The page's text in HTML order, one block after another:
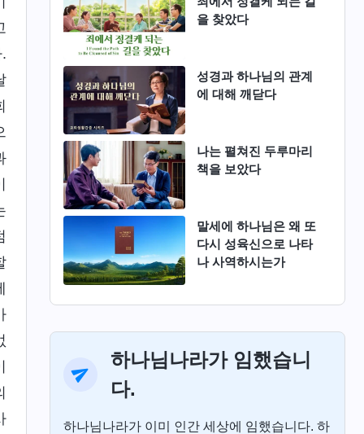
을 찾았다
성경과 하나님의 관계
에 대해 깨닫다
나는 펼쳐진 두루마리
책을 보았다
말세에 하나님은 왜 또
다시 성육신으로 나타
나 사역하시는가
하나님나라가 임했습니
다.
하나님나라가 이미 인간 세상에 임했습니다. 하